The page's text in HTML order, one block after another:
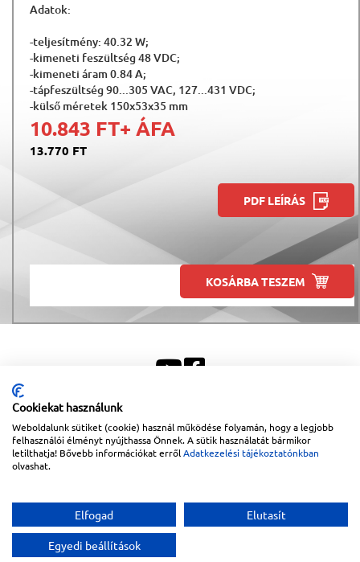
Adatok:
-teljesítmény: 40.32 W;
-kimeneti feszültség 48 VDC;
-kimeneti áram 0.84 A;
-tápfeszültség 90...305 VAC, 127...431 VDC;
-külső méretek 150x53x35 mm
10.843 FT+ ÁFA
13.770 FT
PDF LEÍRÁS
KOSÁRBA TESZEM
Sitemap| Impresszum
Copyright © 2026Lapanthera Kft.Webbolt | 1047Budapest, Váci út 15-19.|+36-30/539-
Cookiekat használunk
Weboldalunk sütiket (cookie) használ működése folyamán, hogy a legjobb
felhasználói élményt nyújthassa Önnek. A sütik használatát bármikor
letilthatja! Bővebb információkat errőlAdatkezelési tájékoztatónkban
olvashat.
Elfogad Elutasít
Egyedi beállítások